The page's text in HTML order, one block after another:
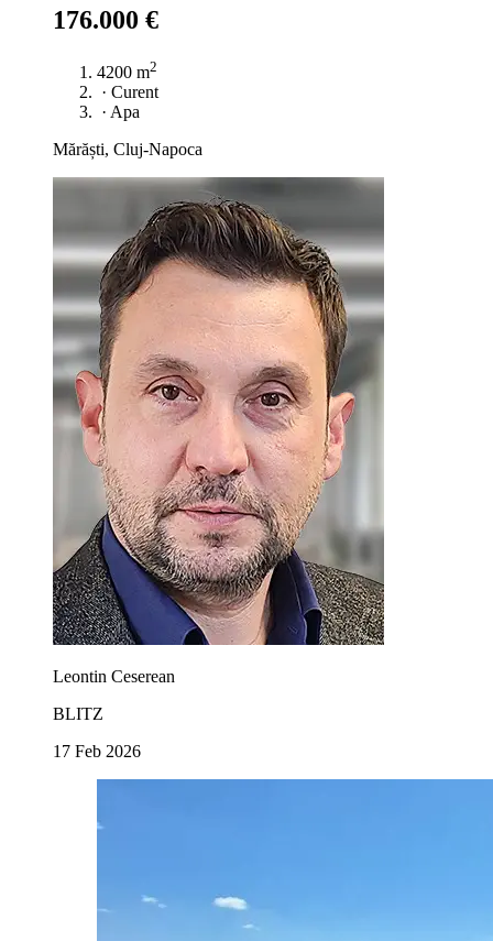
176.000 €
4200 m2
· Curent
· Apa
Mărăști, Cluj-Napoca
Leontin Ceserean
BLITZ
17 Feb 2026